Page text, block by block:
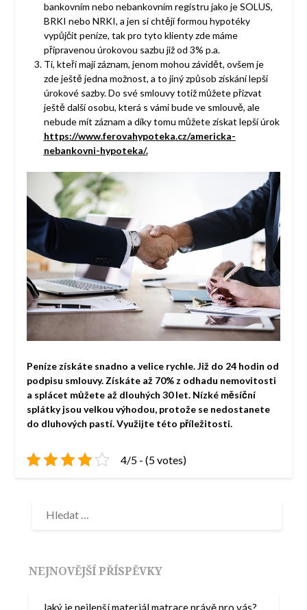
bankovním nebo nebankovním registru jako je SOLUS,
BRKI nebo NRKI, a jen si chtějí formou hypotéky
vypůjčit peníze, tak pro tyto klienty zde máme
připravenou úrokovou sazbu již od 3% p.a.
Ti, kteří mají záznam, jenom mohou závidět, ovšem je
zde ještě jedna možnost, a to jiný způsob získání lepší
úrokové sazby. Do své smlouvy totiž můžete přizvat
ještě další osobu, která s vámi bude ve smlouvě, ale
nebude mít záznam a díky tomu můžete získat lepší úrok
https://www.ferovahypoteka.cz/americka-
nebankovni-hypoteka/.
Peníze získáte snadno a velice rychle. Již do 24 hodin od
podpisu smlouvy. Získáte až 70% z odhadu nemovitosti
a splácet můžete až dlouhých 30 let. Nízké měsíční
splátky jsou velkou výhodou, protože se nedostanete
do dluhových pastí. Využijte této příležitosti.
4/5 - (5 votes)
NEJNOVĚJŠÍ PŘÍSPĚVKY
Jaký je nejlepší materiál matrace právě pro vás?